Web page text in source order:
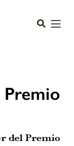
del Premio